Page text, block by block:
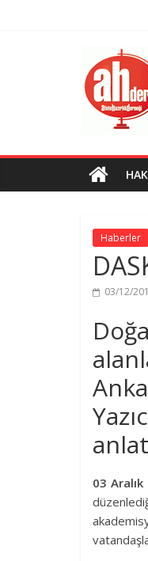
Afete
Hazırlık
Deprem
Eğitimi
Derneği
Haberler
03/12/
03 Aralık